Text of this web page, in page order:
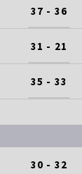
37 - 36
31 - 21
35 - 33
30 - 32